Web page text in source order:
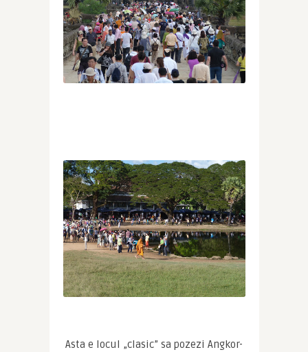
Asta e locul „clasic” sa pozezi Angkor-